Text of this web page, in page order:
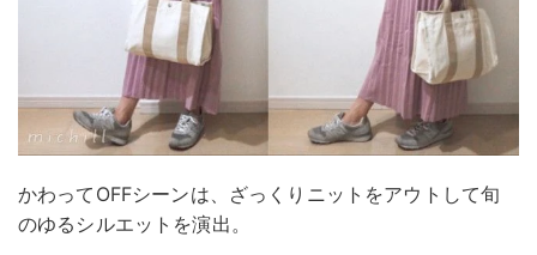
かわってOFFシーンは、ざっくりニットをアウトして旬
のゆるシルエットを演出。